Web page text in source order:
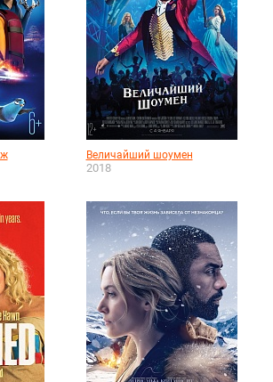
Величайший шоумен
2018